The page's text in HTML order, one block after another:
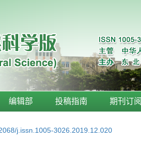
编辑部 投稿指南 期刊订阅
j.issn.1005-3026.2019.12.020